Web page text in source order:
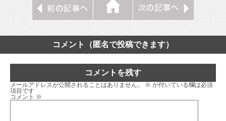
コメント（匿名で投稿できます）
コメントを残す
メールアドレスが公開されることはありません。 ※ が付いている欄は必須
項目です
コメント ※